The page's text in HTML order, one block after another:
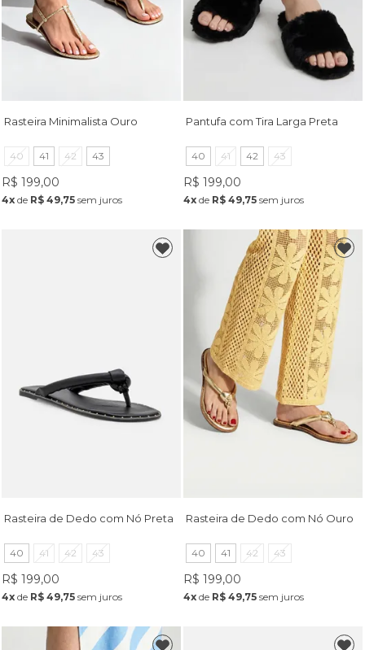
Rasteira Minimalista Ouro
40 41 42 43
R$ 199,00
4xde R$ 49,75sem juros
Pantufa com Tira Larga Preta
40 41 42 43
R$ 199,00
4x de R$ 49,75 sem juros
Rasteira de Dedo com Nó Preta
40 41 42 43
R$ 199,00
4xde R$ 49,75sem juros
Rasteira de Dedo com Nó Ouro
40 41 42 43
R$ 199,00
4x de R$ 49,75 sem juros